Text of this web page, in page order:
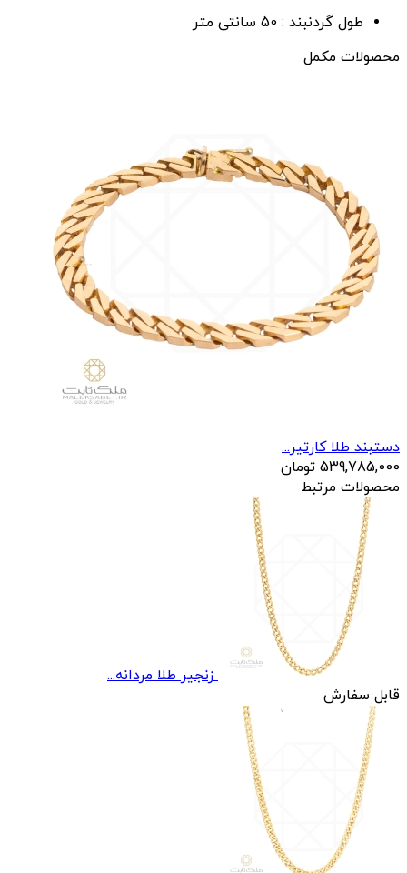
طول گردنبند : 50 سانتی متر
محصولات مکمل
دستبند طلا کارتیر...
539,785,000 تومان
محصولات مرتبط
زنجیر طلا مردانه...
قابل سفارش